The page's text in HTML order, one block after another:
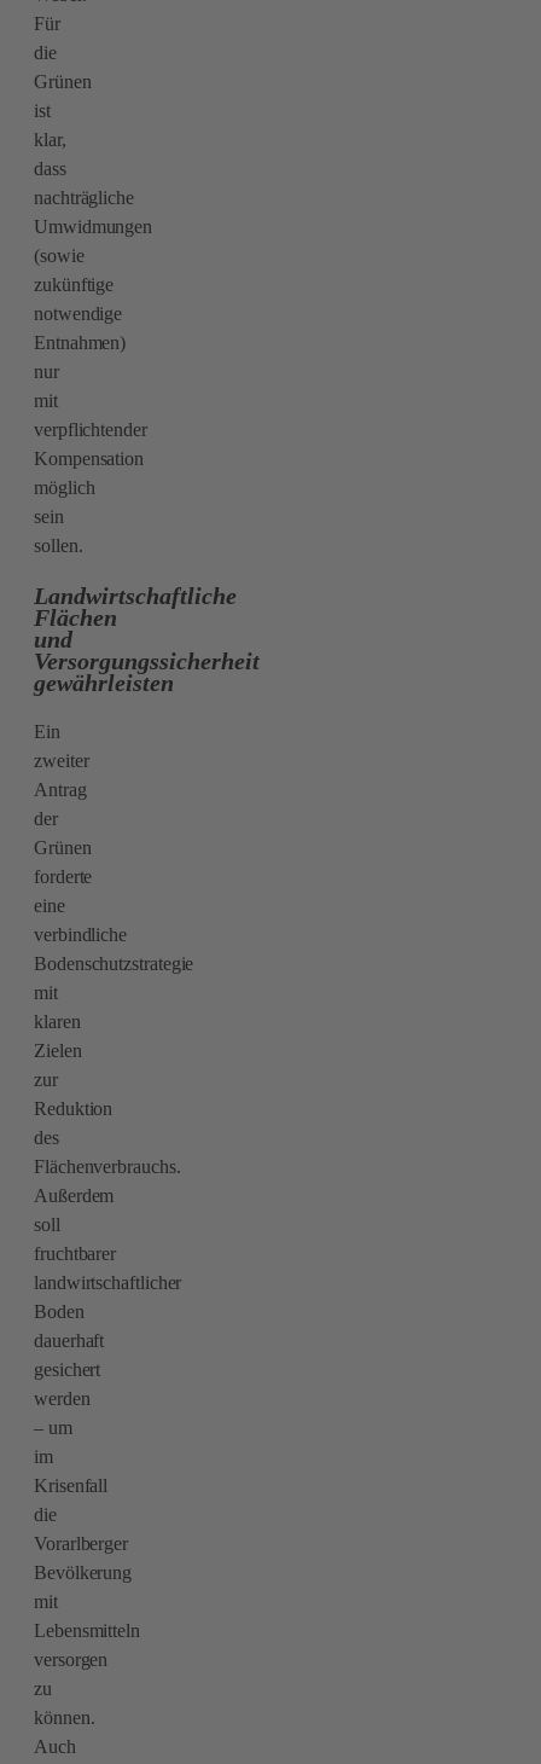
Für
die
Grünen
ist
klar,
dass
nachträgliche
Umwidmungen
(sowie
zukünftige
notwendige
Entnahmen)
nur
mit
verpflichtender
Kompensation
möglich
sein
sollen.
Landwirtschaftliche
Flächen
und
Versorgungssicherheit
gewährleisten
Ein
zweiter
Antrag
der
Grünen
forderte
eine
verbindliche
Bodenschutzstrategie
mit
klaren
Zielen
zur
Reduktion
des
Flächenverbrauchs.
Außerdem
soll
fruchtbarer
landwirtschaftlicher
Boden
dauerhaft
gesichert
werden
– um
im
Krisenfall
die
Vorarlberger
Bevölkerung
mit
Lebensmitteln
versorgen
zu
können.
Auch